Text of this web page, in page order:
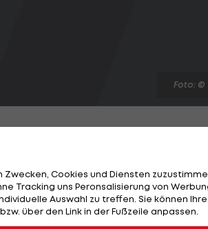
Foto: ©
gegen Färjestad BK,
holen US-Amerikaner
von 47 NHL-Spielen zu den
Zwecken, Cookies und Diensten
Tracking uns Peronsalisierung von
Auswahl zu treffen. Sie können
über den Link in der Fußzeile anpassen.